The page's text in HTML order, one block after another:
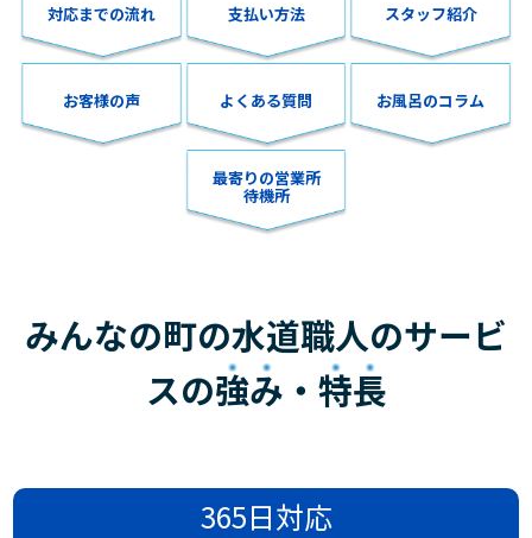
対応までの流れ 支払い方法 スタッフ紹介
お客様の声 よくある質問 お風呂のコラム
最寄りの営業所
待機所
みんなの町の水道職人のサービ
スの強み ・ 特長
365日対応